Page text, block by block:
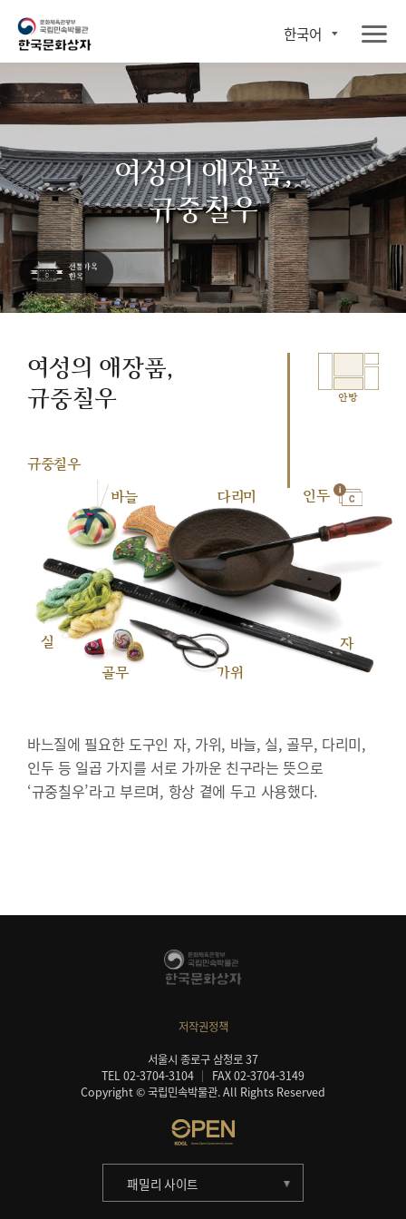
한국어
여성의 애장품,
규중칠우
여성의 애장품,
규중칠우
안방
규중칠우
바늘
다리미 인두
실
골무
가위
자
바느질에 필요한 도구인 자, 가위, 바늘, 실, 골무, 다리미,
인두 등 일곱 가지를 서로 가까운 친구라는 뜻으로
‘규중칠우’라고 부르며, 항상 곁에 두고 사용했다.
저작권정책
서울시 종로구 삼청로 37
TEL 02-3704-3104
FAX 02-3704-3149
Copyright © 국립민속박물관. All Rights Reserved
패밀리 사이트